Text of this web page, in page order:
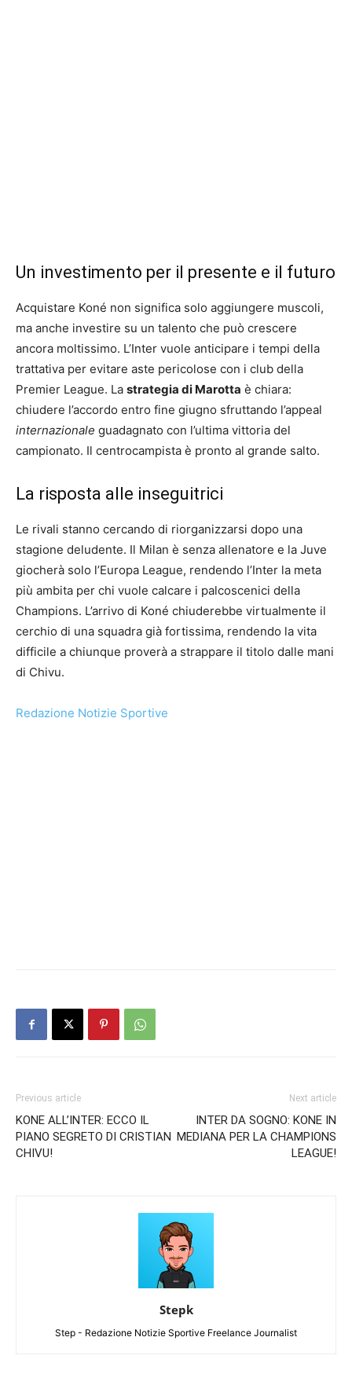
Un investimento per il presente e il futuro
Acquistare Koné non significa solo aggiungere muscoli,
ma anche investire su un talento che può crescere
ancora moltissimo. L’Inter vuole anticipare i tempi della
trattativa per evitare aste pericolose con i club della
Premier League. La strategia di Marotta è chiara:
chiudere l’accordo entro fine giugno sfruttando l’appeal
internazionale guadagnato con l’ultima vittoria del
campionato. Il centrocampista è pronto al grande salto.
La risposta alle inseguitrici
Le rivali stanno cercando di riorganizzarsi dopo una
stagione deludente. Il Milan è senza allenatore e la Juve
giocherà solo l’Europa League, rendendo l’Inter la meta
più ambita per chi vuole calcare i palcoscenici della
Champions. L’arrivo di Koné chiuderebbe virtualmente il
cerchio di una squadra già fortissima, rendendo la vita
difficile a chiunque proverà a strappare il titolo dalle mani
di Chivu.
Redazione Notizie Sportive
Previous article
KONE ALL’INTER: ECCO IL
PIANO SEGRETO DI CRISTIAN
CHIVU!
Next article
INTER DA SOGNO: KONE IN
MEDIANA PER LA CHAMPIONS
LEAGUE!
Stepk
Step - Redazione Notizie Sportive Freelance Journalist